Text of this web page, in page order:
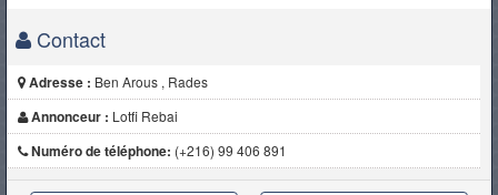
Contact
Adresse : Ben Arous , Rades
Annonceur : Lotfi Rebai
Numéro de téléphone: (+216) 99 406 891